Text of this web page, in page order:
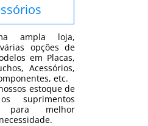
ampla loja,
opções de
em Placas,
Acessórios,
etc.
estoque de
suprimentos
para melhor